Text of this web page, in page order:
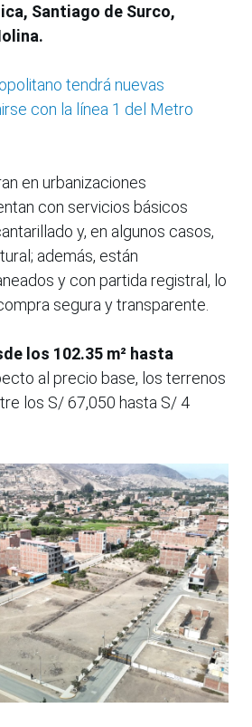
Santiago de Surco,
tendrá nuevas
con la línea 1 del Metro
en urbanizaciones
con servicios básicos
y, en algunos casos,
además, están
y con partida registral, lo
segura y transparente.
los 102.35 m² hasta
al precio base, los terrenos
los S/ 67,050 hasta S/ 4